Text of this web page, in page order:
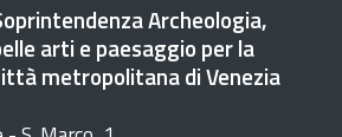
Archeologia,
arti e paesaggio per la
metropolitana di Venezia